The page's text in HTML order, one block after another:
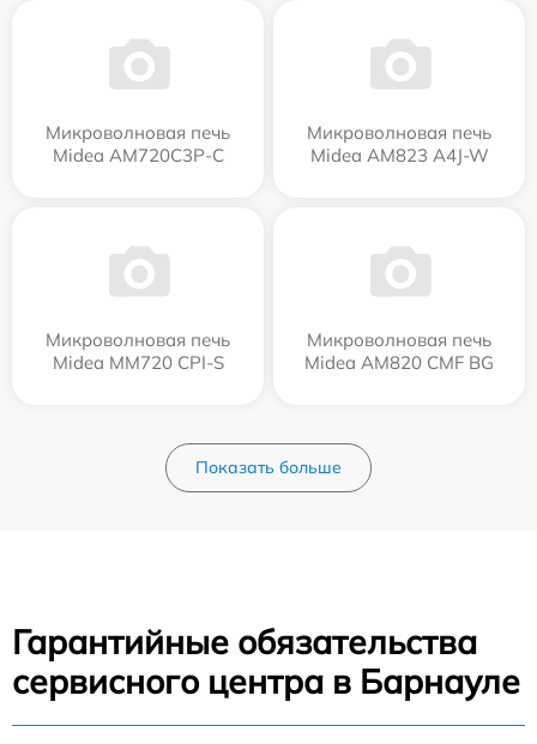
Микроволновая печь
Midea AM720C3P-C
Микроволновая печь
Midea AM823 A4J-W
Микроволновая печь
Midea MM720 CPI-S
Микроволновая печь
Midea AM820 CMF BG
Показать больше
Гарантийные обязательства
сервисного центра в Барнауле